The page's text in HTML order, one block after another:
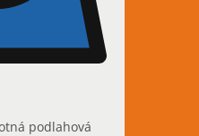
podlahová